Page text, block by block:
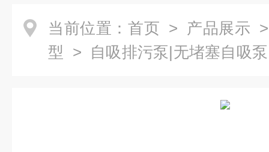
当前位置： 首页 > 产品展示
型 > 自吸排污泵|无堵塞自吸泵